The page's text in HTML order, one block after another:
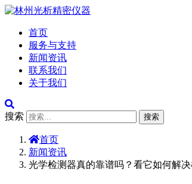
首页
服务与支持
新闻资讯
联系我们
关于我们
搜索 搜索
首页
新闻资讯
光学检测器真的靠谱吗？看它如何解